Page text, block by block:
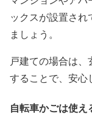
ックスが設置さ
ましょう。
戸建ての場合は
することで、安心
自転車かごは使え